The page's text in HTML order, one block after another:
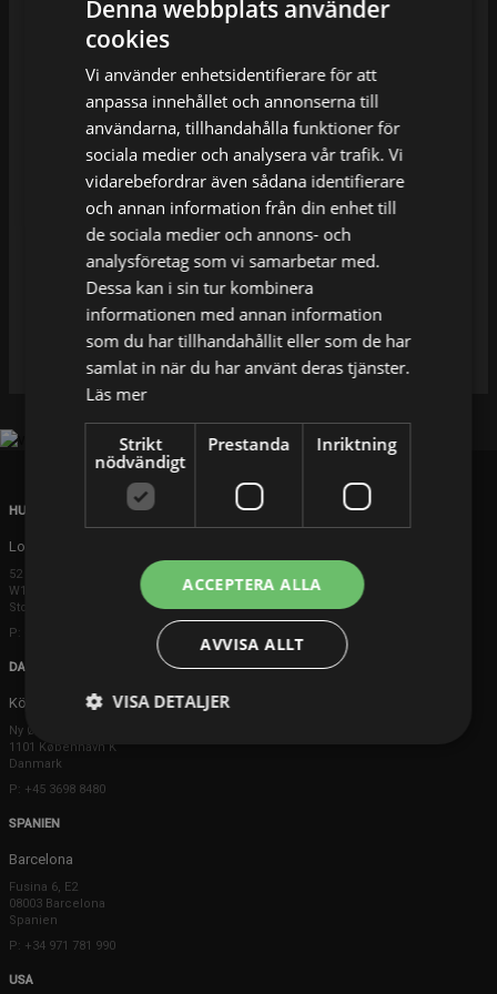
Ditt namn
Din e-postadress
Din förfrågan
HUVUDKONTOR
London
52 Brook Street
W1K 5DS London
Storbritannien
P: +44 203 608 8181
DANMARK
Köpenhamn
Ny Østergade 20
1101 København K
Danmark
P: +45 3698 8480
SPANIEN
Barcelona
Fusina 6, E2
08003 Barcelona
Spanien
P: +34 971 781 990
USA
Denna webbplats använder
cookies
Vi använder enhetsidentifierare för att
anpassa innehållet och annonserna till
användarna, tillhandahålla funktioner för
sociala medier och analysera vår trafik. Vi
vidarebefordrar även sådana identifierare
och annan information från din enhet till
de sociala medier och annons- och
analysföretag som vi samarbetar med.
Dessa kan i sin tur kombinera
informationen med annan information
som du har tillhandahållit eller som de har
samlat in när du har använt deras tjänster.
Läs mer
Strikt
nödvändigt
Prestanda Inriktning
ACCEPTERA ALLA
AVVISA ALLT
VISA DETALJER